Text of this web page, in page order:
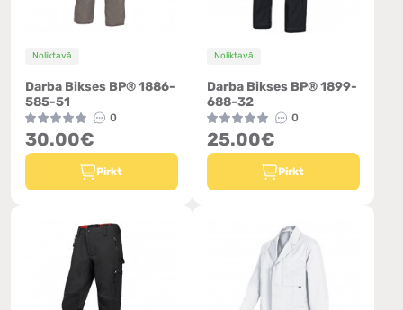
Noliktavā
Darba Bikses BP® 1886-
585-51
0
30.00€
Pirkt
Noliktavā
Darba Bikses BP® 1899-
688-32
0
25.00€
Pirkt